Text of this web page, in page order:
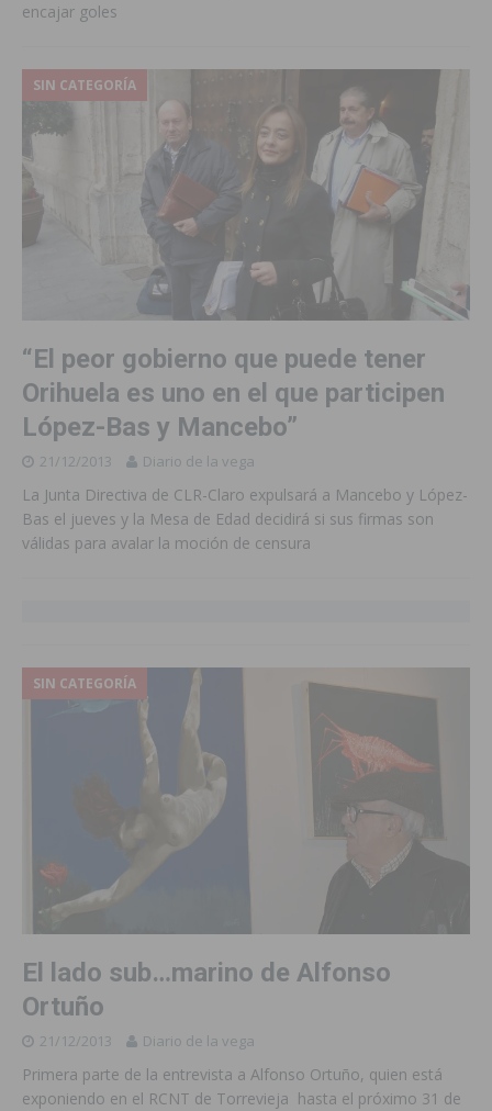
encajar goles
SIN CATEGORÍA
“El peor gobierno que puede tener
Orihuela es uno en el que participen
López-Bas y Mancebo”
21/12/2013 Diario de la vega
La Junta Directiva de CLR-Claro expulsará a Mancebo y López-
Bas el jueves y la Mesa de Edad decidirá si sus firmas son
válidas para avalar la moción de censura
SIN CATEGORÍA
El lado sub…marino de Alfonso
Ortuño
21/12/2013 Diario de la vega
Primera parte de la entrevista a Alfonso Ortuño, quien está
exponiendo en el RCNT de Torrevieja hasta el próximo 31 de